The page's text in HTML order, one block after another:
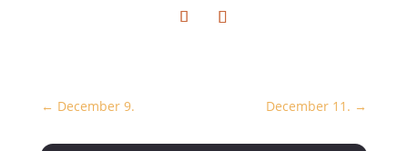
← December 9. December 11. →